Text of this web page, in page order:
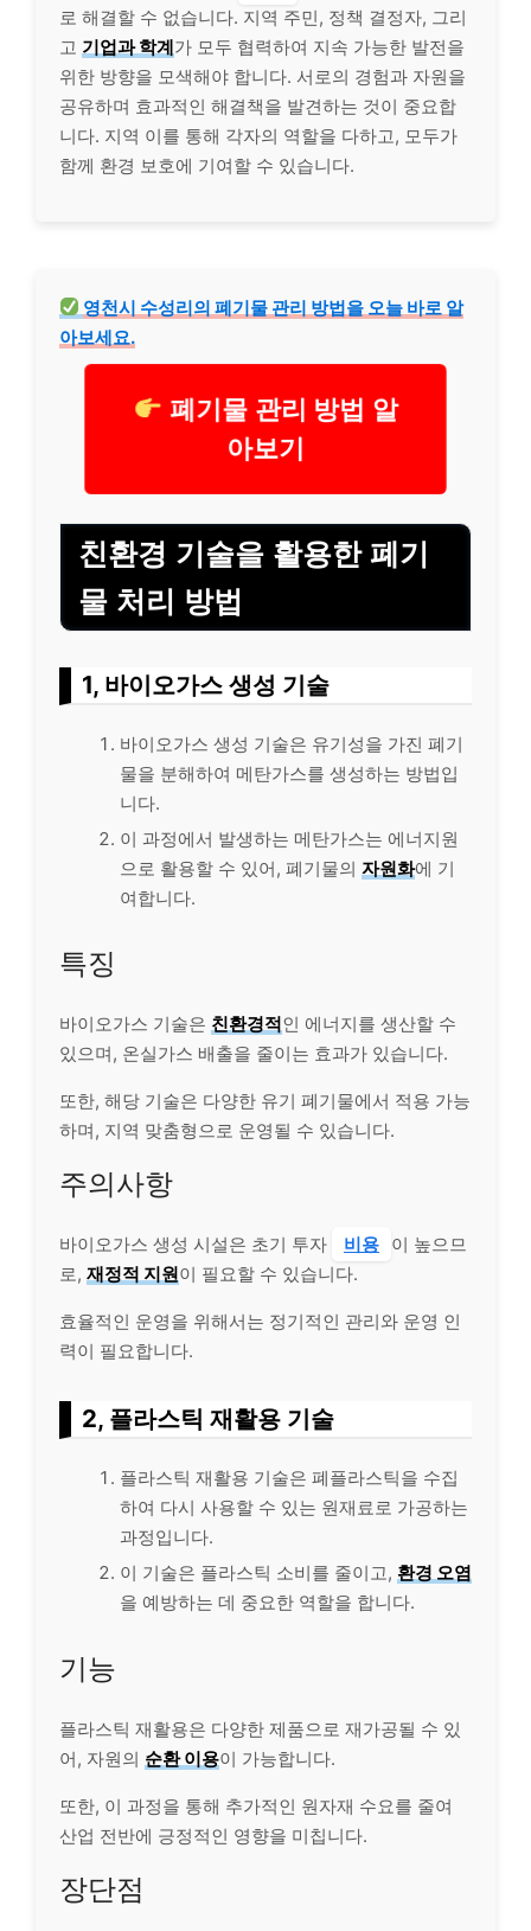
로 해결할 수 없습니다. 지역 주민, 정책 결정자, 그리
고 기업과 학계가 모두 협력하여 지속 가능한 발전을
위한 방향을 모색해야 합니다. 서로의 경험과 자원을
공유하며 효과적인 해결책을 발견하는 것이 중요합
니다. 지역 이를 통해 각자의 역할을 다하고, 모두가
함께 환경 보호에 기여할 수 있습니다.
영천시 수성리의 폐기물 관리 방법을 오늘 바로 알
아보세요.
폐기물 관리 방법 알
아보기
친환경 기술을 활용한 폐기
물 처리 방법
1, 바이오가스 생성 기술
바이오가스 생성 기술은 유기성을 가진 폐기
물을 분해하여 메탄가스를 생성하는 방법입
니다.
이 과정에서 발생하는 메탄가스는 에너지원
으로 활용할 수 있어, 폐기물의 자원화에 기
여합니다.
특징
바이오가스 기술은 친환경적인 에너지를 생산할 수
있으며, 온실가스 배출을 줄이는 효과가 있습니다.
또한, 해당 기술은 다양한 유기 폐기물에서 적용 가능
하며, 지역 맞춤형으로 운영될 수 있습니다.
주의사항
바이오가스 생성 시설은 초기 투자 비용 이 높으므
로, 재정적 지원이 필요할 수 있습니다.
효율적인 운영을 위해서는 정기적인 관리와 운영 인
력이 필요합니다.
2, 플라스틱 재활용 기술
플라스틱 재활용 기술은 폐플라스틱을 수집
하여 다시 사용할 수 있는 원재료로 가공하는
과정입니다.
이 기술은 플라스틱 소비를 줄이고, 환경 오염
을 예방하는 데 중요한 역할을 합니다.
기능
플라스틱 재활용은 다양한 제품으로 재가공될 수 있
어, 자원의 순환 이용이 가능합니다.
또한, 이 과정을 통해 추가적인 원자재 수요를 줄여
산업 전반에 긍정적인 영향을 미칩니다.
장단점